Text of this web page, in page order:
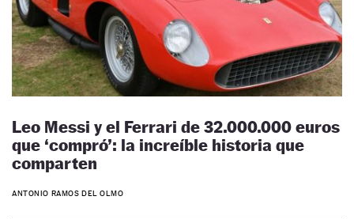
Leo Messi y el Ferrari de 32.000.000 euros
que ‘compró’: la increíble historia que
comparten
ANTONIO RAMOS DEL OLMO